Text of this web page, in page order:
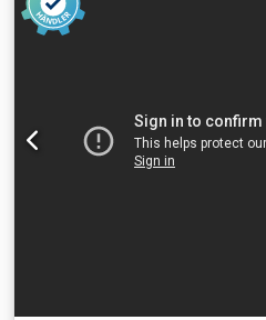
Min. Ring-Geschwindigkeit: 20
Steuerungskomponenten:
Drehzahl - Verstellbare Stretch
mechanischen
Klammer- und Schneidsystem -
Sicherheitssysteme Optionale